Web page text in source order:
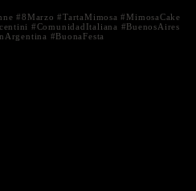
#8Marzo #TartaMimosa #MimosaCake
#ComunidadItaliana #BuenosAires
#BuonaFesta